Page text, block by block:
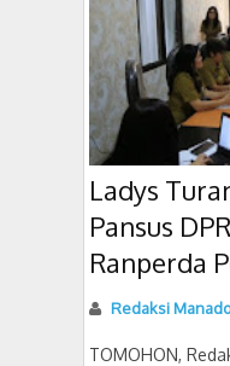
Ladys
Pansus
Ranperda
Redaksi
TOMOHON,